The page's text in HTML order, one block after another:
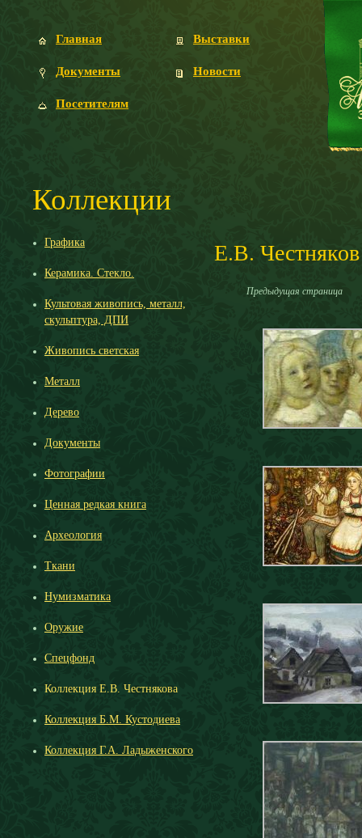
Главная
Документы
Посетителям
Выставки
Новости
Коллекции
Графика
Керамика. Стекло.
Культовая живопись, металл,
скульптура, ДПИ
Живопись светская
Металл
Дерево
Документы
Фотографии
Ценная редкая книга
Археология
Ткани
Нумизматика
Оружие
Спецфонд
Коллекция Е.В. Честнякова
Коллекция Б.М. Кустодиева
Коллекция Г.А. Ладыженского
Е.В.
Предыдущая страница